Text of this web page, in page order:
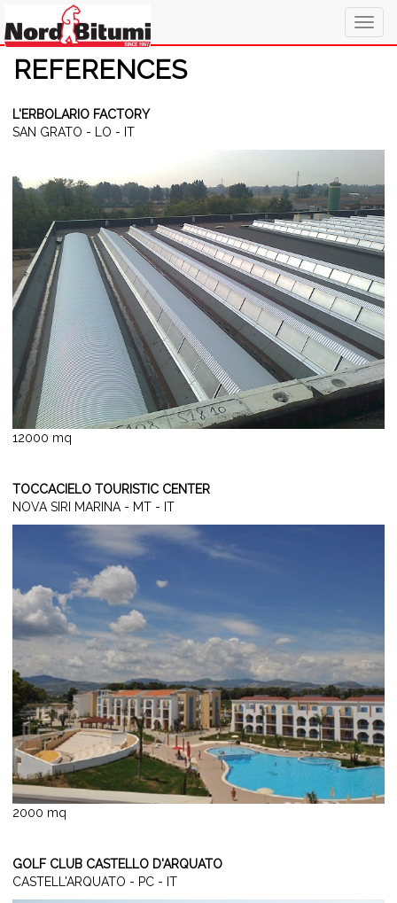
REFERENCES
L'ERBOLARIO FACTORY
SAN GRATO - LO - IT
12000 mq
TOCCACIELO TOURISTIC CENTER
NOVA SIRI MARINA - MT - IT
2000 mq
GOLF CLUB CASTELLO D'ARQUATO
CASTELL'ARQUATO - PC - IT